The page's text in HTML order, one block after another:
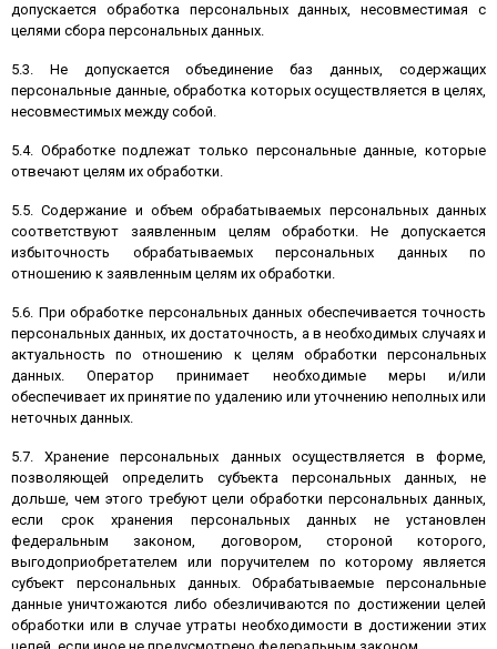
допускается обработка персональных данных, несовместимая с
целями сбора персональных данных.
5.3. Не допускается объединение баз данных, содержащих
персональные данные, обработка которых осуществляется в целях,
несовместимых между собой.
5.4. Обработке подлежат только персональные данные, которые
отвечают целям их обработки.
5.5. Содержание и объем обрабатываемых персональных данных
соответствуют заявленным целям обработки. Не допускается
избыточность обрабатываемых персональных данных по
отношению к заявленным целям их обработки.
5.6. При обработке персональных данных обеспечивается точность
персональных данных, их достаточность, а в необходимых случаях и
актуальность по отношению к целям обработки персональных
данных. Оператор принимает необходимые меры и/или
обеспечивает их принятие по удалению или уточнению неполных или
неточных данных.
5.7. Хранение персональных данных осуществляется в форме,
позволяющей определить субъекта персональных данных, не
дольше, чем этого требуют цели обработки персональных данных,
если срок хранения персональных данных не установлен
федеральным законом, договором, стороной которого,
выгодоприобретателем или поручителем по которому является
субъект персональных данных. Обрабатываемые персональные
данные уничтожаются либо обезличиваются по достижении целей
обработки или в случае утраты необходимости в достижении этих